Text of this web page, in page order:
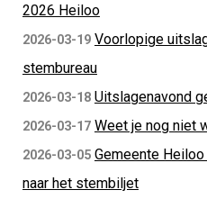
2026 Heiloo
2026-03-19 Voorlopige
stembureau
2026-03-18 Uitslagenavond
2026-03-17 Weet je nog niet
2026-03-05 Gemeente
naar het stembiljet